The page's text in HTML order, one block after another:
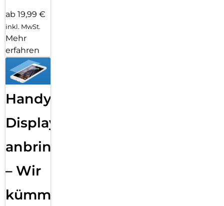
ab 19,99 €
inkl. MwSt.
Mehr
erfahren
Handy
Displayfolie
anbringen
– Wir
kümmern